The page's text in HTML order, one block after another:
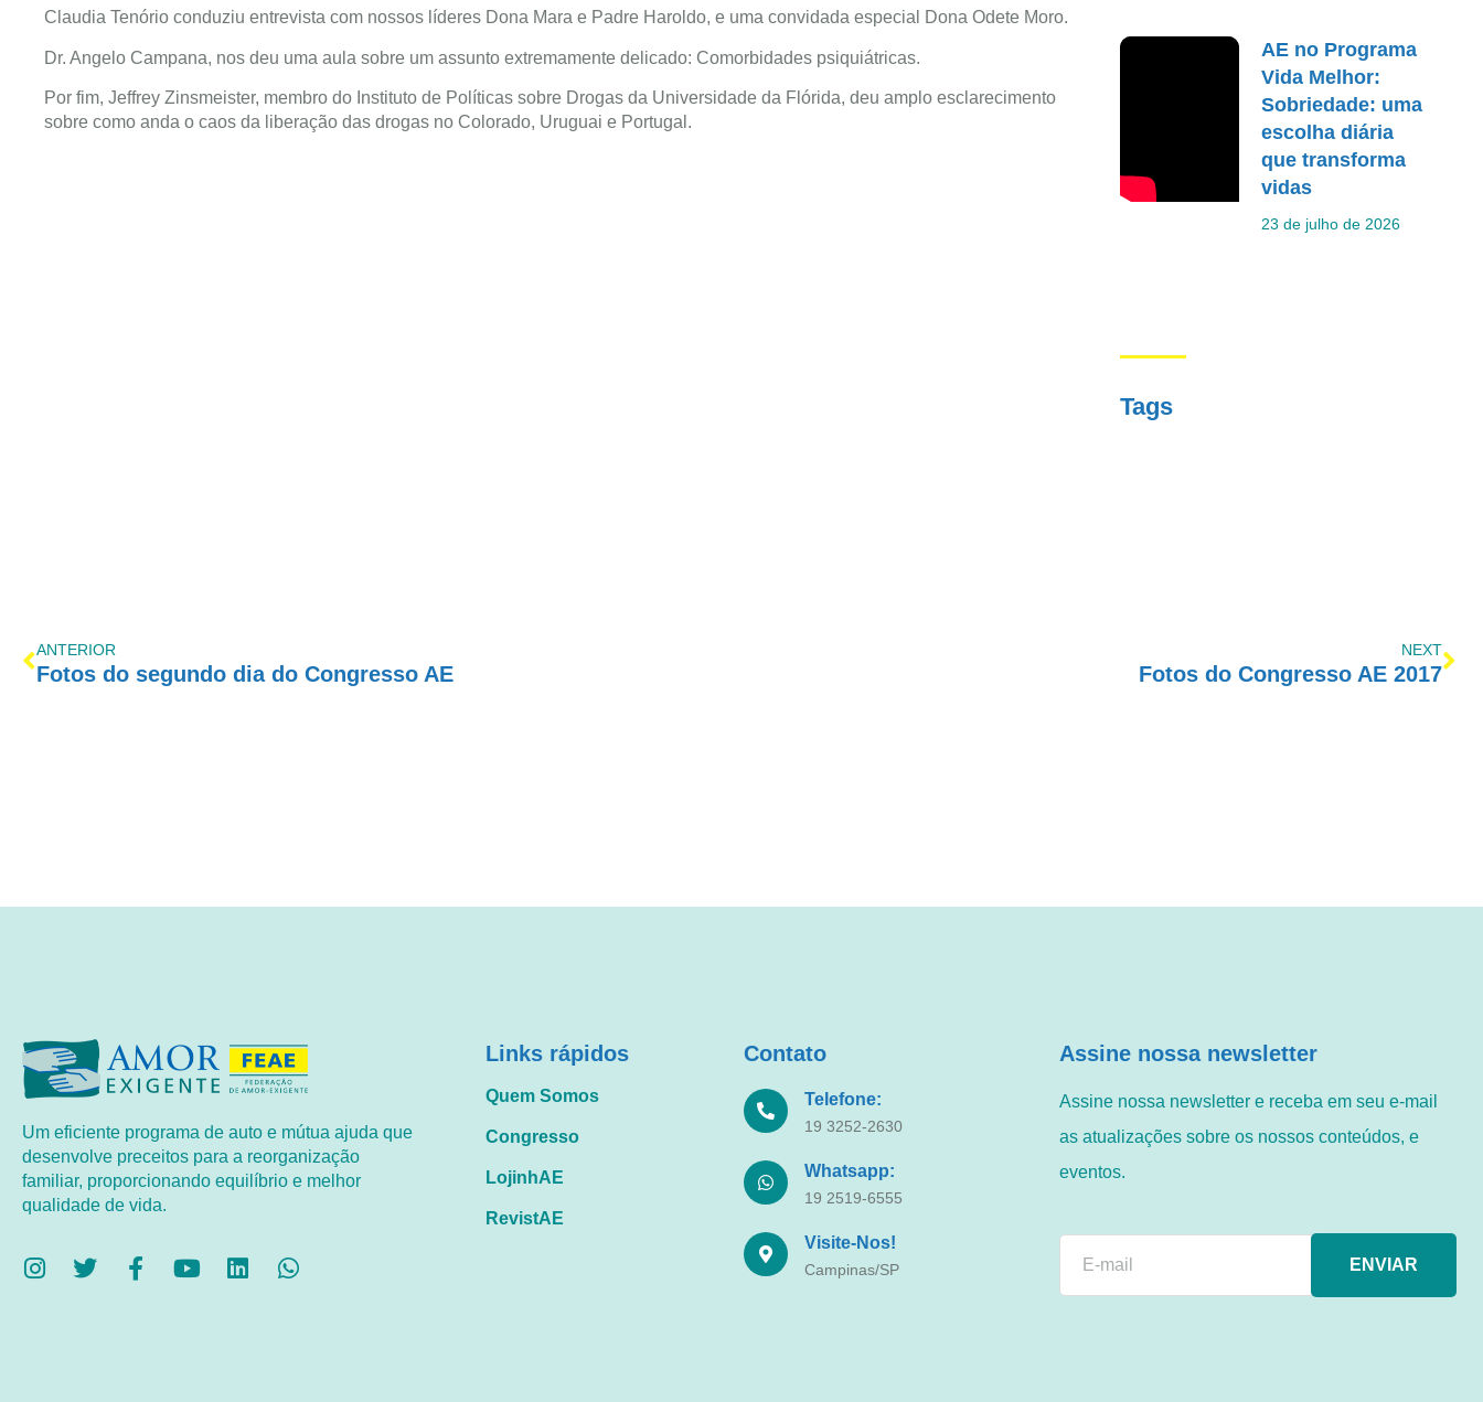
Claudia Tenório conduziu entrevista com nossos líderes Dona Mara e Padre Haroldo, e uma convidada especial Dona Odete Moro.
Dr. Angelo Campana, nos deu uma aula sobre um assunto extremamente delicado: Comorbidades psiquiátricas.
Por fim, Jeffrey Zinsmeister, membro do Instituto de Políticas sobre Drogas da Universidade da Flórida, deu amplo esclarecimento
sobre como anda o caos da liberação das drogas no Colorado, Uruguai e Portugal.
AE no Programa
Vida Melhor:
Sobriedade: uma
escolha diária
que transforma
vidas
23 de julho de 2026
Tags
ANTERIOR
Fotos do segundo dia do Congresso AE
NEXT
Fotos do Congresso AE 2017
Um eficiente programa de auto e mútua ajuda que
desenvolve preceitos para a reorganização
familiar, proporcionando equilíbrio e melhor
qualidade de vida.
Links rápidos
Quem Somos
Congresso
LojinhAE
RevistAE
Contato
Telefone:
19 3252-2630
Whatsapp:
19 2519-6555
Visite-Nos!
Campinas/SP
Assine nossa newsletter
Assine nossa newsletter e receba em seu e-mail
as atualizações sobre os nossos conteúdos, e
eventos.
ENVIAR